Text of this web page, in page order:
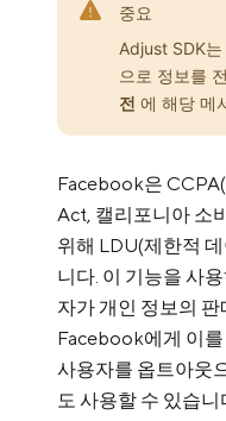
중요
Adjust SDK
으로 정보를
전 에 해당 메
Facebook은
Act, 캘리포니아 소
위해 LDU(제한적
니다. 이 기능을 사
자가 개인 정보의
Facebook에게 이
사용자를 옵트아웃
도 사용할 수 있습니